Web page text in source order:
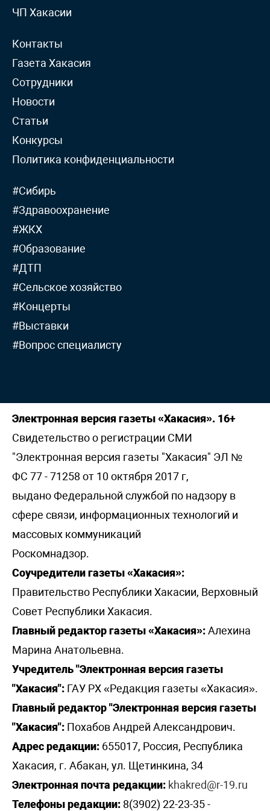
ЧП Хакасии
Контакты
Газета Хакасия
Сотрудники
Новости
Статьи
Конкурсы
Политика конфиденциальности
#Сибирь
#Здравоохранение
#ЖКХ
#Образование
#ДТП
#Сельское хозяйство
#Концерты
#Выставки
#Вопрос специалисту
Электронная версия газеты «Хакасия». 16+
Свидетельство о регистрации СМИ
"Электронная версия газеты "Хакасия" ЭЛ №
ФС 77 - 71258 от 10 октября 2017 г,
выдано Федеральной службой по надзору в
сфере связи, информационных технологий и
массовых коммуникаций
Роскомнадзор.
Соучредители газеты «Хакасия»:
Правительство Республики Хакасии, Верховный
Совет Республики Хакасия.
Главный редактор газеты «Хакасия»:Алехина
Марина Анатольевна.
Учредитель "Электронная версия газеты
"Хакасия": ГАУ РХ «Редакция газеты «Хакасия».
Главный редактор "Электронная версия газеты
"Хакасия": Похабов Андрей Александрович.
Адрес редакции: 655017, Россия, Республика
Хакасия, г. Абакан, ул. Щетинкина, 34
Электронная почта редакции: khakred@r-19.ru
Телефоны редакции: 8(3902) 22-23-35 -